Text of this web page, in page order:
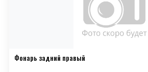
Фонарь задний правый